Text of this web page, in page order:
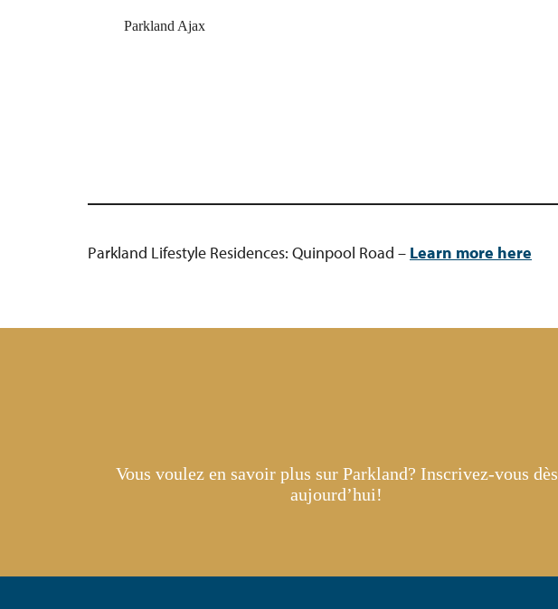
Parkland Ajax
Parkland Lifestyle Residences: Quinpool Road – Learn more here
Vous voulez en savoir plus sur Parkland? Inscrivez-vous dès
aujourd’hui!